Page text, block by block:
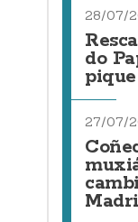
28/07/
do
27/07/